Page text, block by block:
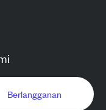
Berlangganan